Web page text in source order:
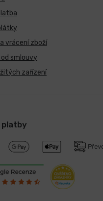
vrácení zboží
smlouvy
zařízení
platby